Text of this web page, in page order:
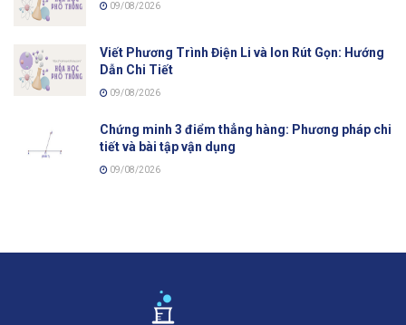
09/08/2026
Viết Phương Trình Điện Li và Ion Rút Gọn: Hướng
Dẫn Chi Tiết
09/08/2026
Chứng minh 3 điểm thẳng hàng: Phương pháp chi
tiết và bài tập vận dụng
09/08/2026